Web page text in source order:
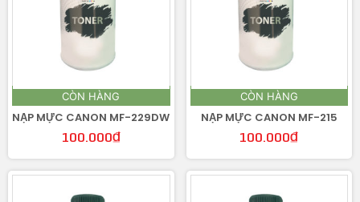
CÒN HÀNG
NẠP MỰC CANON MF-229DW
100.000₫
CÒN HÀNG
NẠP MỰC CANON MF-215
100.000₫